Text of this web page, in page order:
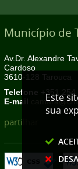
Município de
Av.Dr. Alexandre
Cardoso
3610-128 Tarouca
Telefone +351 254
E-mail
partilhar
Este
sua